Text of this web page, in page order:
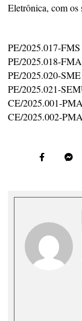
Eletrônica, com os
PE/2025.017-
PE/2025.018-
PE/2025.020-
PE/2025.021-
CE/2025.001-
CE/2025.002-